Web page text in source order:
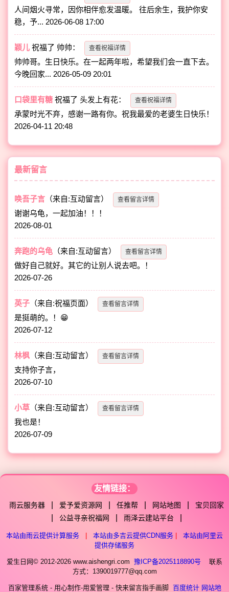
人间烟火寻常，因你相伴愈发温暖。 往后余生，我护你安
稳，予... 2026-06-08 17:00
颖儿 祝福了 帅帅： 查看祝福详情
帅帅哥。生日快乐。在一起两年啦，希望我们会一直下去。
今晚回家... 2026-05-09 20:01
口袋里有糖 祝福了头发上有花： 查看祝福详情
承蒙时光不弃，感谢一路有你。祝我最爱的老婆生日快乐！
2026-04-11 20:48
最新留言
唤吾子言 （来自:互动留言） 查看留言详情
谢谢乌龟，一起加油！！！
2026-08-01
奔跑的乌龟 （来自:互动留言） 查看留言详情
做好自己就好。其它的让别人说去吧。！
2026-07-26
英子 （来自:祝福页面） 查看留言详情
是挺萌的。！😁
2026-07-12
林枫 （来自:互动留言） 查看留言详情
支持你子言，
2026-07-10
小草 （来自:互动留言） 查看留言详情
我也是！
2026-07-09
友情链接：
雨云服务器 爱予爱资源网 任推帮 网站地图 宝贝回家
公益寻亲祝福网 雨泽云建站平台
本站由雨云提供计算服务 | 本站由多吉云提供CDN服务 |
本站由阿里云
提供存储服务
爱生日网© 2012-2026 www.aishengri.com 豫ICP备2025118890号
联系
方式：1390019777@qq.com
百家管理系统 - 用心制作-用爱管理 - 快来留言指手画脚 百度统计 网站地